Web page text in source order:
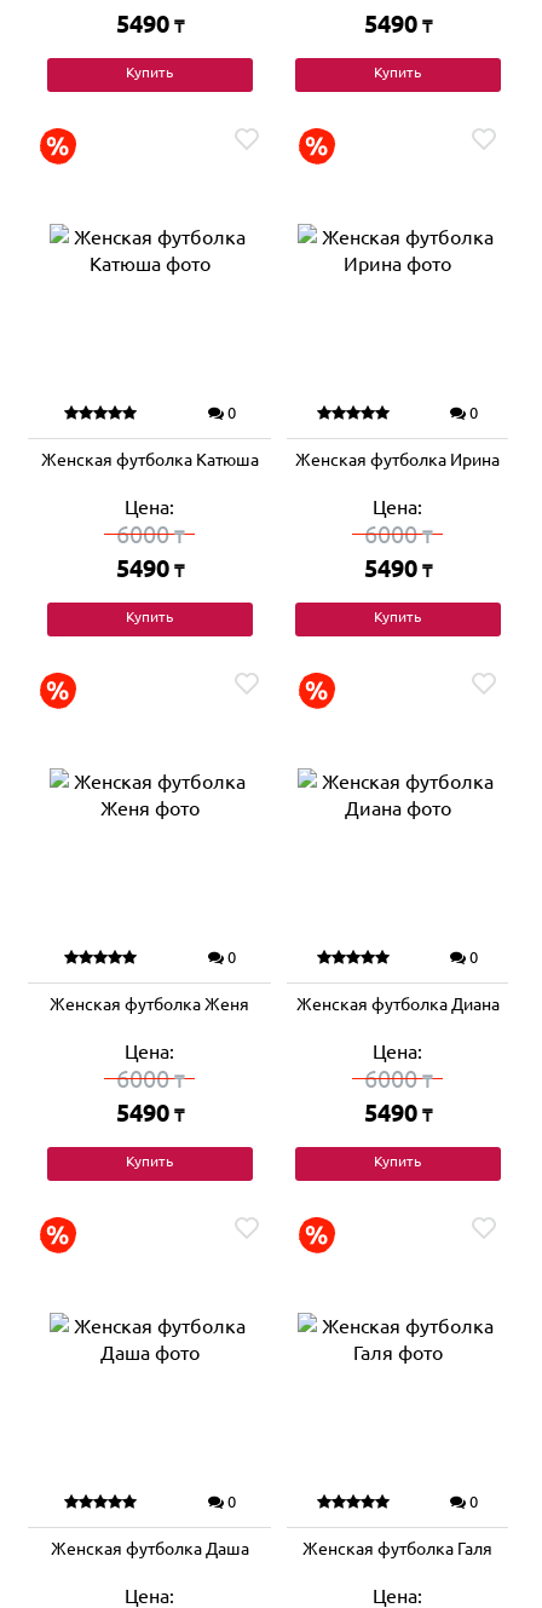
5490 ₸
Купить
5490 ₸
Купить
0
Женская футболка Катюша
Цена:
6000₸
5490 ₸
Купить
0
Женская футболка Ирина
Цена:
6000₸
5490 ₸
Купить
0
Женская футболка Женя
Цена:
6000₸
5490 ₸
Купить
0
Женская футболка Диана
Цена:
6000₸
5490 ₸
Купить
0
Женская футболка Даша
Цена:
0
Женская футболка Галя
Цена: